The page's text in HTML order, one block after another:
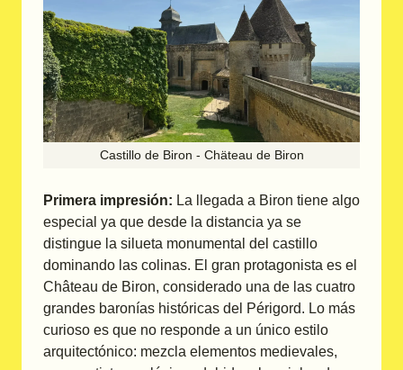
Castillo de Biron - Chäteau de Biron
Primera impresión: La llegada a Biron tiene algo
especial ya que desde la distancia ya se
distingue la silueta monumental del castillo
dominando las colinas. El gran protagonista es el
Château de Biron, considerado una de las cuatro
grandes baronías históricas del Périgord. Lo más
curioso es que no responde a un único estilo
arquitectónico: mezcla elementos medievales,